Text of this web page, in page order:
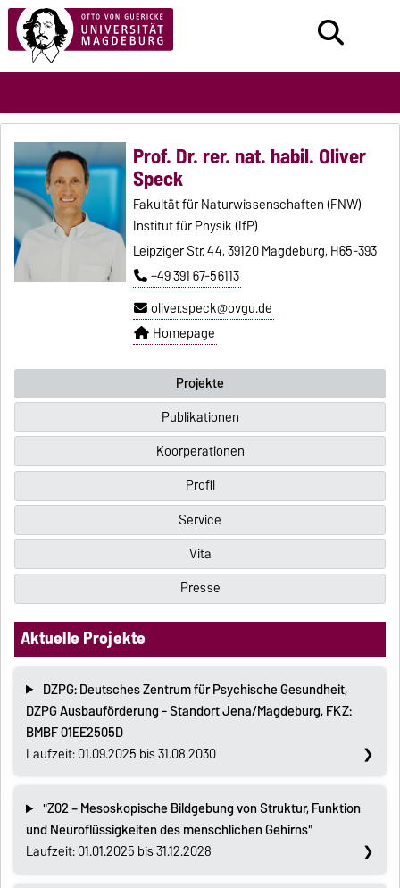
Prof. Dr. rer. nat. habil. Oliver
Speck
Fakultät für Naturwissenschaften (FNW)
Institut für Physik (IfP)
Leipziger Str. 44, 39120 Magdeburg, H65-393
+49 391 67-56113
oliver.speck@ovgu.de
Homepage
Projekte
Publikationen
Koorperationen
Profil
Service
Vita
Presse
Aktuelle Projekte
DZPG: Deutsches Zentrum für Psychische Gesundheit,
DZPG Ausbauförderung - Standort Jena/Magdeburg, FKZ:
BMBF 01EE2505D
Laufzeit: 01.09.2025 bis 31.08.2030
"Z02 – Mesoskopische Bildgebung von Struktur, Funktion
und Neuroflüssigkeiten des menschlichen Gehirns"
Laufzeit: 01.01.2025 bis 31.12.2028